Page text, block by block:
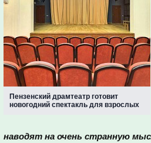
Пензенский драмтеатр готовит
новогодний спектакль для взрослых
наводят на очень странную